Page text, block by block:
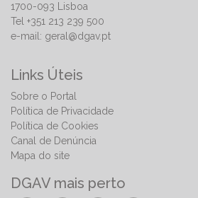
1700-093 Lisboa
Tel +351 213 239 500
e-mail: geral@dgav.pt
Links Úteis
Sobre o Portal
Política de Privacidade
Política de Cookies
Canal de Denúncia
Mapa do site
DGAV mais perto